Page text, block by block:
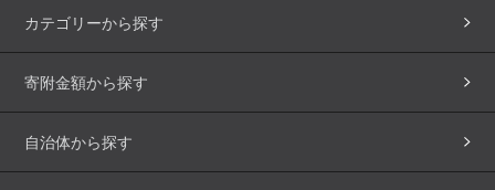
カテゴリーから探す
寄附金額から探す
自治体から探す